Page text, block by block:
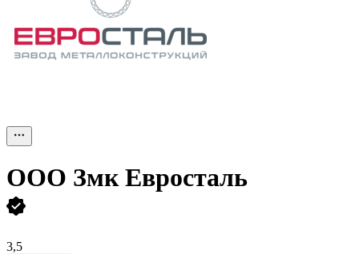
ООО Змк Евросталь
3,5